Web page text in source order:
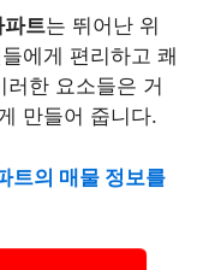
파트는 뛰어난 위
에게 편리하고 쾌
한 요소들은 거
만들어 줍니다.
트의 매물 정보를